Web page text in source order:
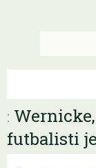
:
futbalisti